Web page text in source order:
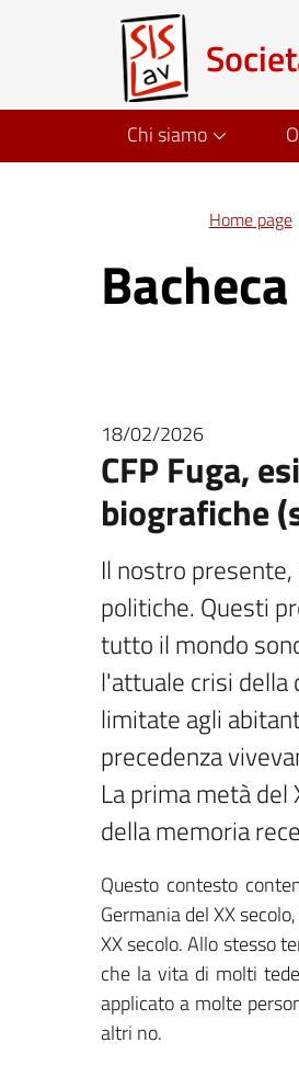
Chi siamo
Home page
Bacheca
18/02/2026
CFP Fuga,
biografiche
Il nostro
politiche. Questi
tutto il mondo
l'attuale crisi della
limitate agli
precedenza
La prima metà
della memoria
Questo contesto
Germania del XX
XX secolo. Allo stesso
che la vita di molti
applicato a molte
altri no.